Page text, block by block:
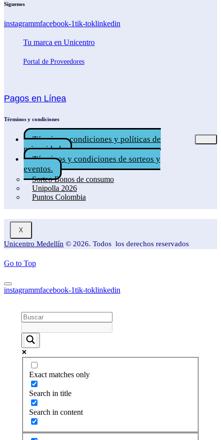
Síguenos
instagrammfacebook-1tik-toklinkedin
Tu marca en Unicentro
Portal de Proveedores
Pagos en Línea
Términos y condiciones
Términos, condiciones y políticas de
privacidad.
Términos y condiciones de sorteos y
eventos.
Sorteo Bonos de consumo
Unipolla 2026
Puntos Colombia
X
Unicentro Medellín © 2026. Todos los derechos reservados
Go to Top
instagrammfacebook-1tik-toklinkedin
Exact matches only
Search in title
Search in content